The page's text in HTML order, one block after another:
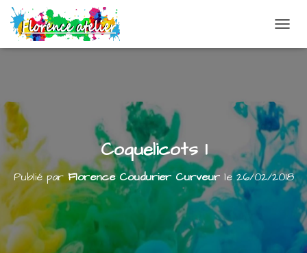
Coquelicots 1
Publié parFlorence Coudurier Curveurle26/02/2018